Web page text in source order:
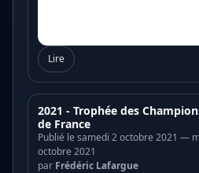
Lire
2021 - Trophée des
de France
Publié le samedi 2 octobre 2021 —
octobre 2021
par Frédéric Lafargue